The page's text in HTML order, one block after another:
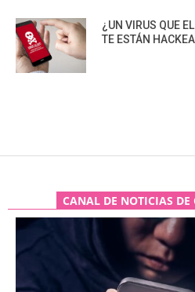
¿UN VIRUS QUE
TE ESTÁN
CANAL DE NOTICIAS DE